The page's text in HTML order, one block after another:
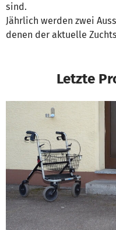
sind.
Jährlich werden zwei
denen der aktuelle
Letzte